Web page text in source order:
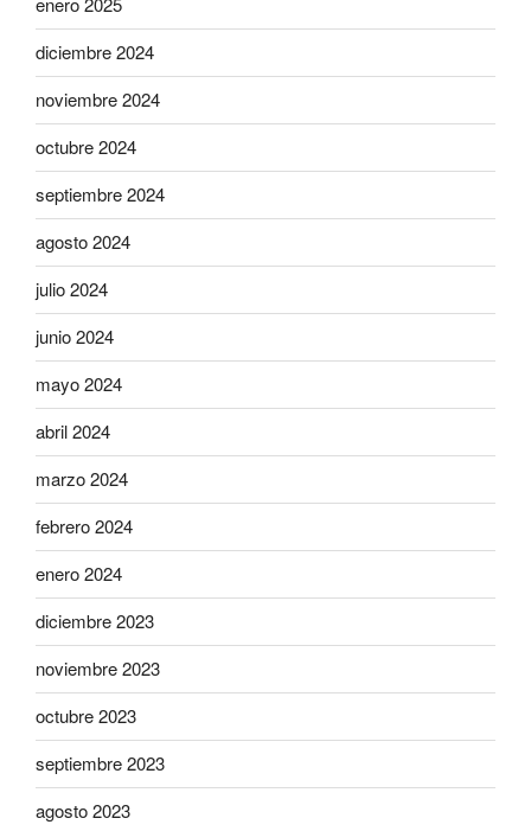
diciembre 2024
noviembre 2024
octubre 2024
septiembre 2024
agosto 2024
julio 2024
junio 2024
mayo 2024
abril 2024
marzo 2024
febrero 2024
enero 2024
diciembre 2023
noviembre 2023
octubre 2023
septiembre 2023
agosto 2023